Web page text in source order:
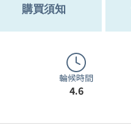
購買須知
輪候時間
4.6